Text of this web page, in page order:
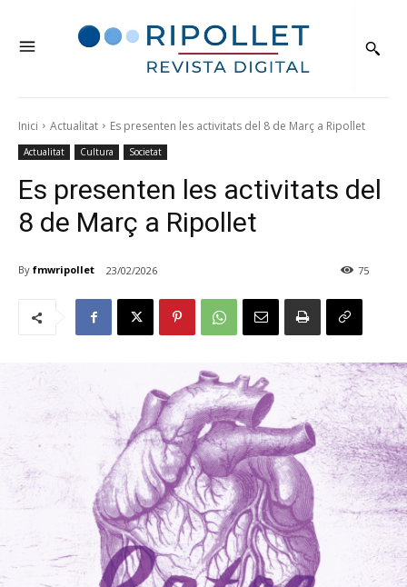
Inici Actualitat Es presenten les activitats del 8 de Març a Ripollet
Actualitat Cultura Societat
Es presenten les activitats del
8 de Març a Ripollet
By fmwripollet 23/02/2026 75